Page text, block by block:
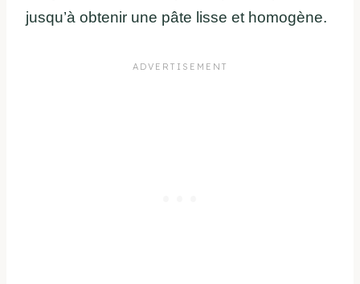
jusqu’à obtenir une pâte lisse et homogène.